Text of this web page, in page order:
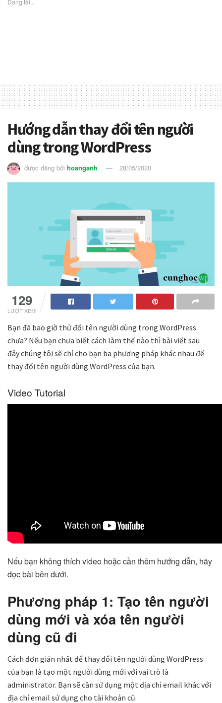
Đang tải...
Hướng dẫn thay đổi tên người
dùng trong WordPress
được đăng bởi hoanganh 28/05/2020
129
LƯỢT XEM
Bạn đã bao giờ thử đổi tên người dùng trong WordPress
chưa? Nếu bạn chưa biết cách làm thế nào thì bài viết sau
đây chúng tôi sẽ chỉ cho bạn ba phương pháp khác nhau để
thay đổi tên người dùng WordPress của bạn.
Video Tutorial
Nếu bạn không thích video hoặc cần thêm hướng dẫn, hãy
đọc bài bên dưới.
Phương pháp 1: Tạo tên người
dùng mới và xóa tên người
dùng cũ đi
Cách đơn giản nhất để thay đổi tên người dùng WordPress
của bạn là tạo một người dùng mới với vai trò là
administrator. Bạn sẽ cần sử dụng một địa chỉ email khác với
địa chỉ email sử dụng cho tài khoản cũ.